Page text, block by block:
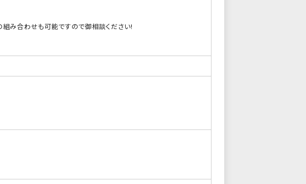
み合わせも可能ですので御相談ください!